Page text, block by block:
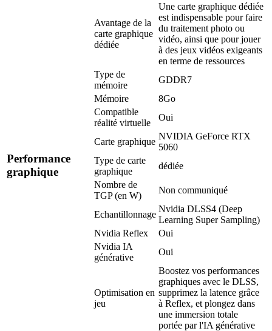
Performance
graphique
Avantage de la
carte graphique
dédiée
Une carte graphique dédiée
est indispensable pour faire
du traitement photo ou
vidéo, ainsi que pour jouer
à des jeux vidéos exigeants
en terme de ressources
Type de
mémoire
GDDR7
Mémoire
8Go
Compatible
réalité virtuelle
Oui
Carte graphique
NVIDIA GeForce RTX
5060
Type de carte
graphique
dédiée
Nombre de
TGP (en W)
Non communiqué
Echantillonnage
Nvidia DLSS4 (Deep
Learning Super Sampling)
Nvidia Reflex
Oui
Nvidia IA
générative
Oui
Optimisation en
jeu
Boostez vos performances
graphiques avec le DLSS,
supprimez la latence grâce
à Reflex, et plongez dans
une immersion totale
portée par l'IA générative